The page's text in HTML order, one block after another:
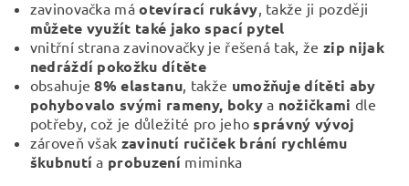
zavinovačka máotevírací rukávy, takže ji později
můžete využít také jako spací pytel
vnitřní strana zavinovačky je řešená tak, že zip nijak
nedráždí pokožku dítěte
obsahuje8% elastanu, takže umožňuje dítěti aby
pohybovalo svými rameny, bokya nožičkami dle
potřeby, což je důležité pro jehosprávný vývoj
zároveň však zavinutí ručiček brání rychlému
škubnutí a probuzení miminka